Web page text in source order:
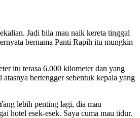
Jadi bila mau naik kereta tinggal
bernama Panti Rapih itu mungkin
itu terasa 6.000 kilometer dan yang
bertengger sebentuk kepala yang
lebih penting lagi, dia mau
hotel esek-esek. Saya cuma mau tidur.